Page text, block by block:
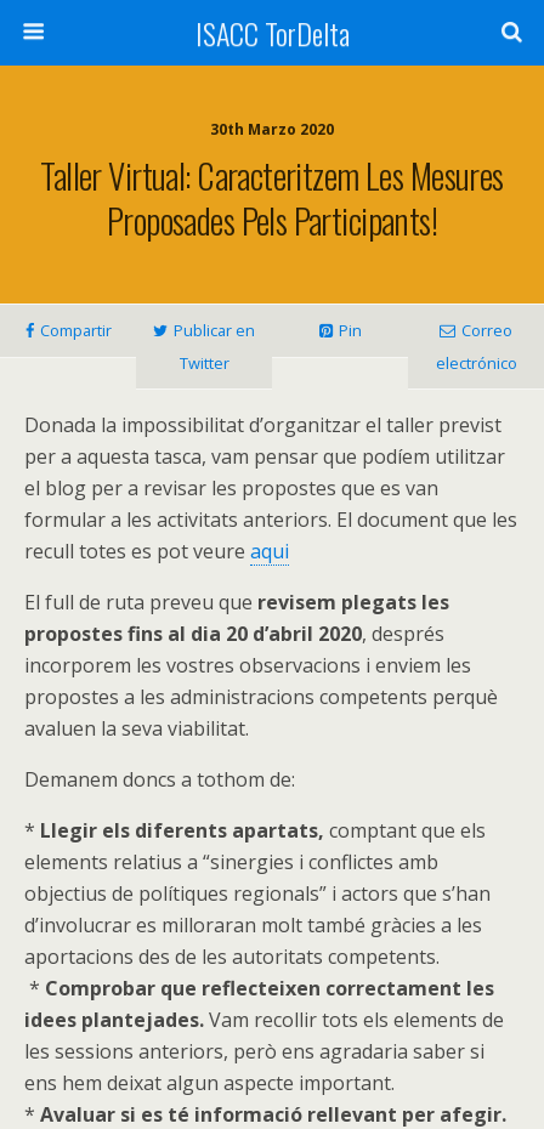
ISACC TorDelta
30th Marzo 2020
Taller Virtual: Caracteritzem Les Mesures
Proposades Pels Participants!
Compartir
Publicar en
Twitter
Pin
Correo
electrónico
Donada la impossibilitat d’organitzar el taller previst
per a aquesta tasca, vam pensar que podíem utilitzar
el blog per a revisar les propostes que es van
formular a les activitats anteriors. El document que les
recull totes es pot veure aqui
El full de ruta preveu que revisem plegats les
propostes fins al dia 20 d’abril 2020, després
incorporem les vostres observacions i enviem les
propostes a les administracions competents perquè
avaluen la seva viabilitat.
Demanem doncs a tothom de:
* Llegir els diferents apartats, comptant que els
elements relatius a “sinergies i conflictes amb
objectius de polítiques regionals” i actors que s’han
d’involucrar es milloraran molt també gràcies a les
aportacions des de les autoritats competents.
* Comprobar que reflecteixen correctament les
idees plantejades.Vam recollir tots els elements de
les sessions anteriors, però ens agradaria saber si
ens hem deixat algun aspecte important.
* Avaluar si es té informació rellevant per afegir.